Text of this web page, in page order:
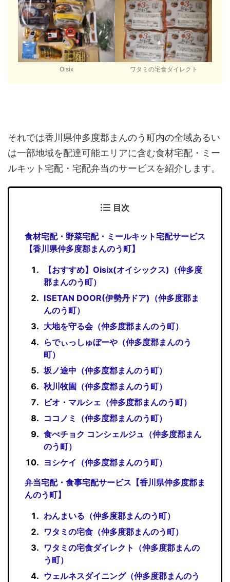
Oisix ワタミの宅食ダイレクト
それでは香川県仲多度郡まんのう町内の全域あるい
は一部地域を配達可能エリアに含む食材宅配・ミー
ルキット宅配・宅配弁当のサービスを紹介します。
目次
食材宅配・野菜宅配・ミールキット宅配サービス
【香川県仲多度郡まんのう町】
【おすすめ】Oisix(オイシックス)（仲多度
郡まんのう町）
ISETAN DOOR(伊勢丹ドア)（仲多度郡ま
んのう町）
大地を守る会（仲多度郡まんのう町）
らでぃっしゅぼーや（仲多度郡まんのう
町）
坂ノ途中（仲多度郡まんのう町）
秋川牧園（仲多度郡まんのう町）
ビオ・マルシェ（仲多度郡まんのう町）
ココノミ（仲多度郡まんのう町）
食べチョク コンシェルジュ（仲多度郡まん
のう町）
ヨシケイ（仲多度郡まんのう町）
弁当宅配・食事宅配サービス【香川県仲多度郡ま
んのう町】
わんまいる（仲多度郡まんのう町）
ワタミの宅食（仲多度郡まんのう町）
ワタミの宅食ダイレクト（仲多度郡まんの
う町）
ウェルネスダイニング（仲多度郡まんのう